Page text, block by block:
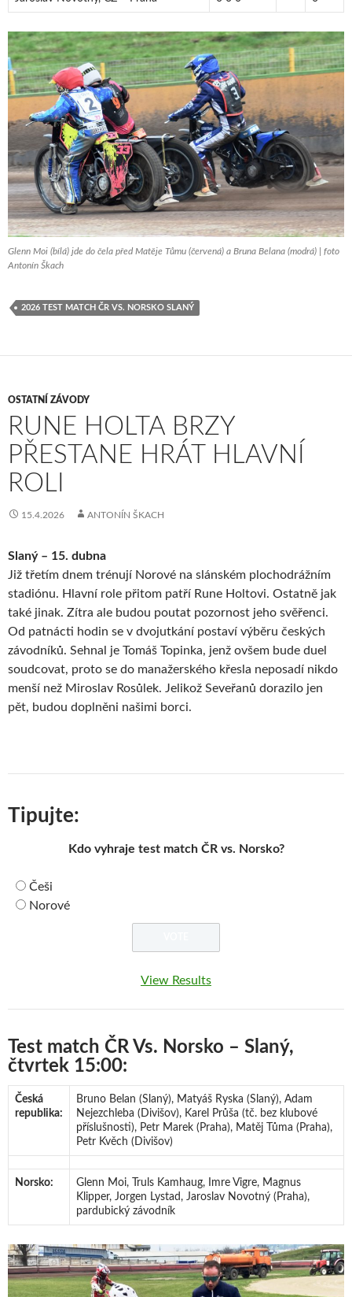
Glenn Moi (bílá) jde do čela před Matěje Tůmu (červená) a Bruna Belana (modrá) | foto
Antonín Škach
2026 TEST MATCH ČR VS. NORSKO SLANÝ
OSTATNÍ ZÁVODY
RUNE HOLTA BRZY
PŘESTANE HRÁT HLAVNÍ
ROLI
15.4.2026 ANTONÍN ŠKACH
Slaný – 15. dubna
Již třetím dnem trénují Norové na slánském plochodrážním
stadiónu. Hlavní role přitom patří Rune Holtovi. Ostatně jak
také jinak. Zítra ale budou poutat pozornost jeho svěřenci.
Od patnácti hodin se v dvojutkání postaví výběru českých
závodníků. Sehnal je Tomáš Topinka, jenž ovšem bude duel
soudcovat, proto se do manažerského křesla neposadí nikdo
menší než Miroslav Rosůlek. Jelikož Seveřanů dorazilo jen
pět, budou doplněni našimi borci.
Tipujte:
Kdo vyhraje test match ČR vs. Norsko?
Češi
Norové
View Results
Test match ČR Vs. Norsko – Slaný,
čtvrtek 15:00:
Česká
republika:
Bruno Belan (Slaný), Matyáš Ryska (Slaný), Adam
Nejezchleba (Divišov), Karel Průša (tč. bez klubové
příslušnosti), Petr Marek (Praha), Matěj Tůma (Praha),
Petr Kvěch (Divišov)
Norsko:
Glenn Moi, Truls Kamhaug, Imre Vigre, Magnus
Klipper, Jorgen Lystad, Jaroslav Novotný (Praha),
pardubický závodník